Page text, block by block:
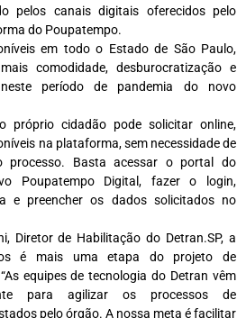
pelos canais digitais oferecidos pelo
do Poupatempo.
em todo o Estado de São Paulo,
comodidade, desburocratização e
neste período de pandemia do novo
próprio cidadão pode solicitar online,
na plataforma, sem necessidade de
processo. Basta acessar o portal do
Poupatempo Digital, fazer o login,
e preencher os dados solicitados no
Diretor de Habilitação do Detran.SP, a
é mais uma etapa do projeto de
equipes de tecnologia do Detran vêm
para agilizar os processos de
pelo órgão. A nossa meta é facilitar